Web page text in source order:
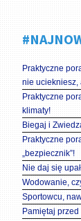
Praktyczne
nie uciekniesz,
Praktyczne
klimaty!
Biegaj i
Praktyczne
„bezpiecznik”!
Nie daj się
Wodowanie,
Sportowcu,
Pamiętaj przed